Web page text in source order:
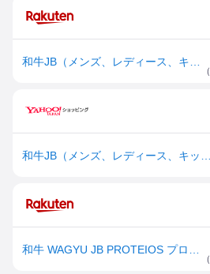
（
（